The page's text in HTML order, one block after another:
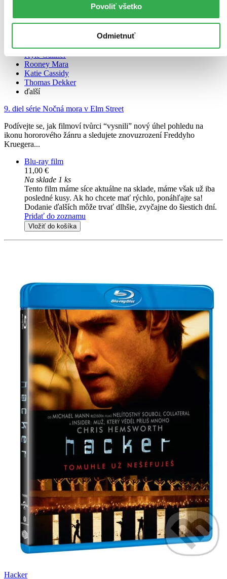
Povoliť všetko
Odmietnuť
Noční můra v Elm Street
Jackie Earle Haley
Kyle Gallner
Rooney Mara
Katie Cassidy
Thomas Dekker
ďalší
9. diel série Nočná mora v Elm Street
Podívejte se, jak filmoví tvůrci “vysnili” nový úhel pohledu na
ikonu hororového žánru a sledujete znovuzrození Freddyho
Kruegera...
Blu-ray film
11,00 €
Na sklade 1 ks
Tento film máme síce aktuálne na sklade, máme však už iba
posledné kusy. Ak ho chcete mať rýchlo, ponáhľajte sa!
Dodanie ďalších môže trvať dlhšie, zvyčajne do šiestich dní.
Pridať do zoznamu
Vložiť do košíka
Hacker